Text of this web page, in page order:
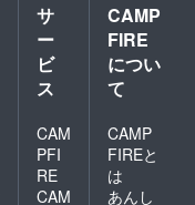
サ
ー
ビ
ス
CAM
PFI
RE
CAM
CAMP
FIRE
につい
て
CAMP
FIREと
は
あんし